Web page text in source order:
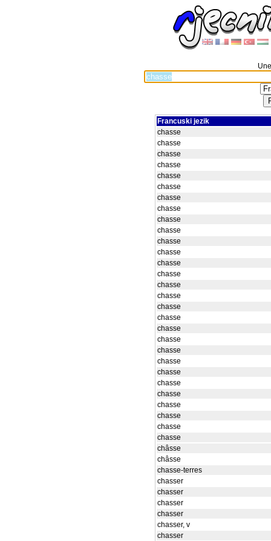
Francuski jezik
chasse
chasse
chasse
chasse
chasse
chasse
chasse
chasse
chasse
chasse
chasse
chasse
chasse
chasse
chasse
chasse
chasse
chasse
chasse
chasse
chasse
chasse
chasse
chasse
chasse
chasse
chasse
chasse
chasse
châsse
châsse
chasse-terres
chasser
chasser
chasser
chasser
chasser, v
chasser